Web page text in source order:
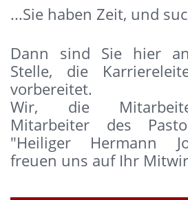
...Sie haben Zeit, und
Dann sind Sie hier
Stelle, die
vorbereitet.
Wir, die
Mitarbeiter des
"Heiliger Hermann
freuen uns auf Ihr